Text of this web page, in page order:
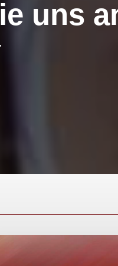
uns